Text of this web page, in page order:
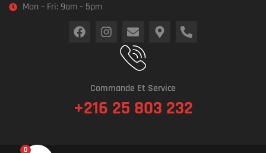
0
Mon – Fri: 9am – 5pm
Commande Et Service
+216 25 803 232